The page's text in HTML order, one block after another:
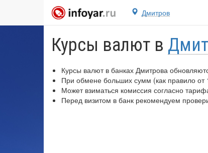
Дмитров
Курсы валют в
Курсы валют в банках Дмитрова
При обмене больших сумм (как правило от
Может взиматься комиссия согласно
Перед визитом в банк рекомендуем